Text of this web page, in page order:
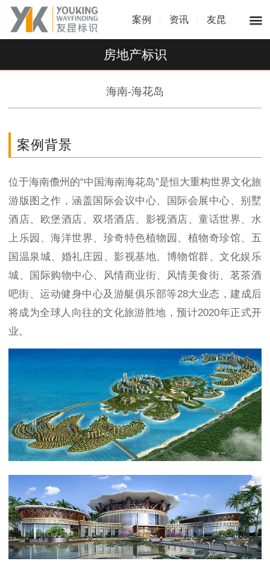
案例 资讯 友昆
房地产标识
海南-海花岛
案例背景
位于海南儋州的“中国海南海花岛”是恒大重构世界文化旅
游版图之作，涵盖国际会议中心、国际会展中心、别墅
酒店、欧堡酒店、双塔酒店、影视酒店、童话世界、水
上乐园、海洋世界、珍奇特色植物园、植物奇珍馆、五
国温泉城、婚礼庄园、影视基地、博物馆群、文化娱乐
城、国际购物中心、风情商业街、风情美食街、茗茶酒
吧街、运动健身中心及游艇俱乐部等28大业态，建成后
将成为全球人向往的文化旅游胜地，预计2020年正式开
业。